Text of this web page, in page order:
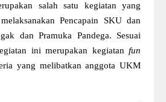
salah satu kegiatan yang
melaksanakan Pencapain SKU dan
dan Pramuka Pandega. Sesuai
ini merupakan kegiatan fun
yang melibatkan anggota UKM